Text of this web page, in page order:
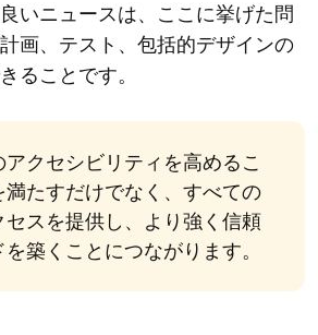
いニュースは、ここに挙げた問
画、テスト、包括的デザインの
ることです。
クセシビリティを高めるこ
満たすだけでなく、すべての
セスを提供し、より強く信頼
築くことにつながります。